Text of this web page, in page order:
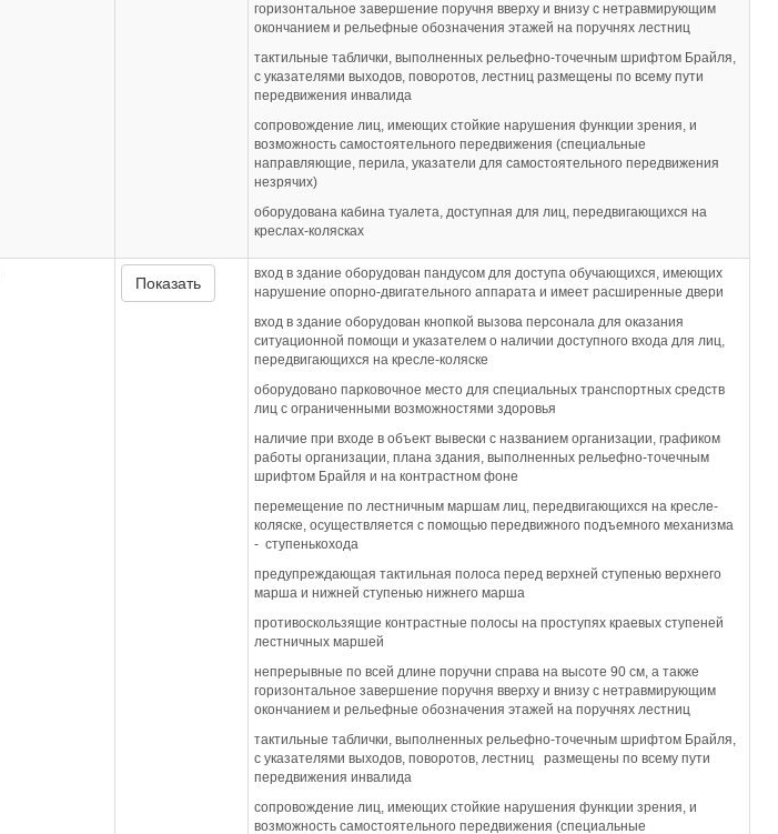
горизонтальное завершение поручня вверху и внизу с нетравмирующим
окончанием и рельефные обозначения этажей на поручнях лестниц
тактильные таблички, выполненных рельефно-точечным шрифтом Брайля,
с указателями выходов, поворотов, лестниц размещены по всему пути
передвижения инвалида
сопровождение лиц, имеющих стойкие нарушения функции зрения, и
возможность самостоятельного передвижения (специальные
направляющие, перила, указатели для самостоятельного передвижения
незрячих)
оборудована кабина туалета, доступная для лиц, передвигающихся на
креслах-колясках
Показать
вход в здание оборудован пандусом для доступа обучающихся, имеющих
нарушение опорно-двигательного аппарата и имеет расширенные двери
вход в здание оборудован кнопкой вызова персонала для оказания
ситуационной помощи и указателем о наличии доступного входа для лиц,
передвигающихся на кресле-коляске
оборудовано парковочное место для специальных транспортных средств
лиц с ограниченными возможностями здоровья
наличие при входе в объект вывески с названием организации, графиком
работы организации, плана здания, выполненных рельефно-точечным
шрифтом Брайля и на контрастном фоне
перемещение по лестничным маршам лиц, передвигающихся на кресле-
коляске, осуществляется с помощью передвижного подъемного механизма
- ступенькохода
предупреждающая тактильная полоса перед верхней ступенью верхнего
марша и нижней ступенью нижнего марша
противоскользящие контрастные полосы на проступях краевых ступеней
лестничных маршей
непрерывные по всей длине поручни справа на высоте 90 см, а также
горизонтальное завершение поручня вверху и внизу с нетравмирующим
окончанием и рельефные обозначения этажей на поручнях лестниц
тактильные таблички, выполненных рельефно-точечным шрифтом Брайля,
с указателями выходов, поворотов, лестниц размещены по всему пути
передвижения инвалида
сопровождение лиц, имеющих стойкие нарушения функции зрения, и
возможность самостоятельного передвижения (специальные